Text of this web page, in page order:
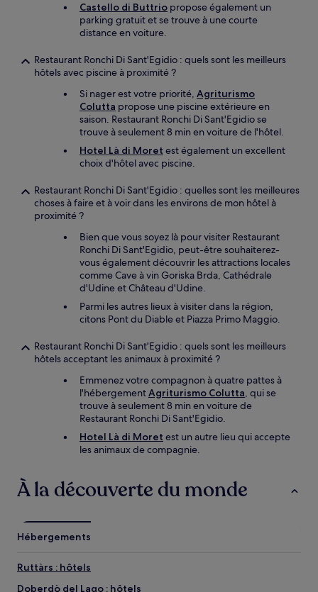
Castello di Buttrio propose également un
parking gratuit et se trouve à une courte
distance en voiture.
Restaurant Ronchi Di Sant'Egidio : quels sont les meilleurs
hôtels avec piscine à proximité ?
Si nager est votre priorité, Agriturismo
Colutta propose une piscine extérieure en
saison. Restaurant Ronchi Di Sant'Egidio se
trouve à seulement 8 min en voiture de l'hôtel.
Hotel Là di Moret est également un excellent
choix d'hôtel avec piscine.
Restaurant Ronchi Di Sant'Egidio : quelles sont les meilleures
choses à faire et à voir dans les environs de mon hôtel à
proximité ?
Bien que vous soyez là pour visiter Restaurant
Ronchi Di Sant'Egidio, peut-être souhaiterez-
vous également découvrir les attractions locales
comme Cave à vin Goriska Brda, Cathédrale
d'Udine et Château d'Udine.
Parmi les autres lieux à visiter dans la région,
citons Pont du Diable et Piazza Primo Maggio.
Restaurant Ronchi Di Sant'Egidio : quels sont les meilleurs
hôtels acceptant les animaux à proximité ?
Emmenez votre compagnon à quatre pattes à
l'hébergementAgriturismo Colutta, qui se
trouve à seulement 8 min en voiture de
Restaurant Ronchi Di Sant'Egidio.
Hotel Là di Moret est un autre lieu qui accepte
les animaux de compagnie.
À la découverte du monde
Hébergements
Ruttàrs : hôtels
Doberdò del Lago : hôtels